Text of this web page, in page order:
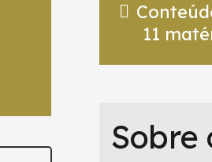
11
Sobre